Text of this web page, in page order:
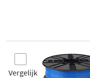
Vergelijk